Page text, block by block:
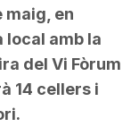
maig, en
local amb la
del Vi Fòrum
14 cellers i